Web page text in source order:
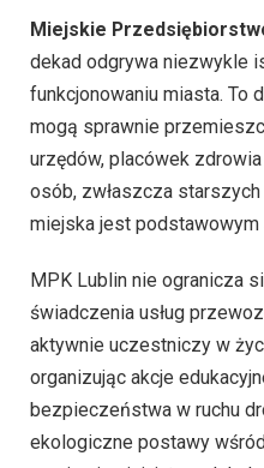
Miejskie
dekad odgrywa niezwykle
funkcjonowaniu miasta. To
mogą sprawnie
urzędów, placówek
osób, zwłaszcza starszych
miejska jest podstawowym
MPK Lublin nie ogranicza
świadczenia usług
aktywnie uczestniczy w
organizując akcje
bezpieczeństwa w ruchu
ekologiczne postawy